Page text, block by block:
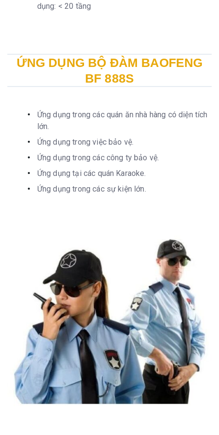
dụng: < 20 tầng
ỨNG DỤNG BỘ ĐÀM BAOFENG
BF 888S
Ứng dụng trong các quán ăn nhà hàng có diện tích
lớn.
Ứng dụng trong việc bảo vệ.
Ứng dụng trong các công ty bảo vệ.
Ứng dụng tại các quán Karaoke.
Ứng dụng trong các sự kiện lớn.